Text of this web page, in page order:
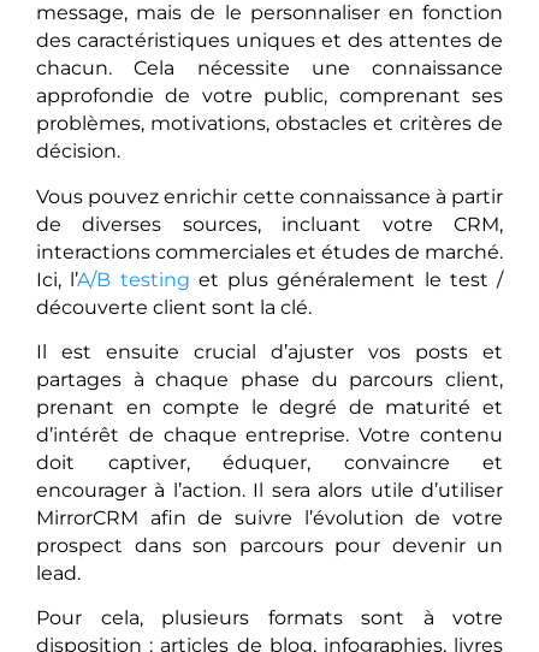
message, mais de le personnaliser en fonction
des caractéristiques uniques et des attentes de
chacun. Cela nécessite une connaissance
approfondie de votre public, comprenant ses
problèmes, motivations, obstacles et critères de
décision.
Vous pouvez enrichir cette connaissance à partir
de diverses sources, incluant votre CRM,
interactions commerciales et études de marché.
Ici, l’A/B testing et plus généralement le test /
découverte client sont la clé.
Il est ensuite crucial d’ajuster vos posts et
partages à chaque phase du parcours client,
prenant en compte le degré de maturité et
d’intérêt de chaque entreprise. Votre contenu
doit captiver, éduquer, convaincre et
encourager à l’action. Il sera alors utile d’utiliser
MirrorCRM afin de suivre l’évolution de votre
prospect dans son parcours pour devenir un
lead.
Pour cela, plusieurs formats sont à votre
disposition : articles de blog, infographies, livres